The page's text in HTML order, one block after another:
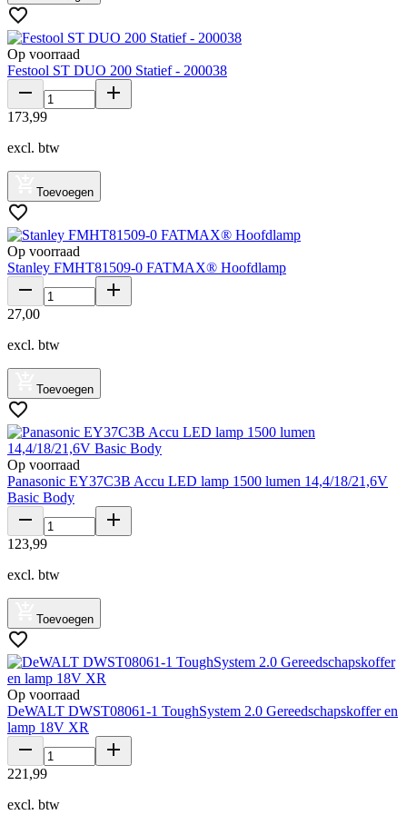
Op voorraad
Festool ST DUO 200 Statief - 200038
173,99
excl. btw
Toevoegen
Op voorraad
Stanley FMHT81509-0 FATMAX® Hoofdlamp
27,00
excl. btw
Toevoegen
Op voorraad
Panasonic EY37C3B Accu LED lamp 1500 lumen 14,4/18/21,6V
Basic Body
123,99
excl. btw
Toevoegen
Op voorraad
DeWALT DWST08061-1 ToughSystem 2.0 Gereedschapskoffer en
lamp 18V XR
221 ,99
excl. btw